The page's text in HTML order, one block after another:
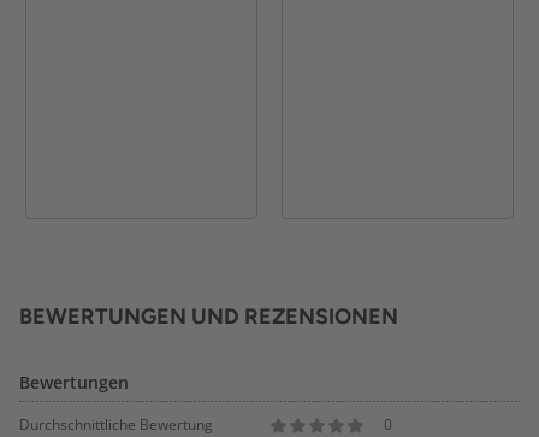
BEWERTUNGEN UND REZENSIONEN
Bewertungen
Durchschnittliche Bewertung 0